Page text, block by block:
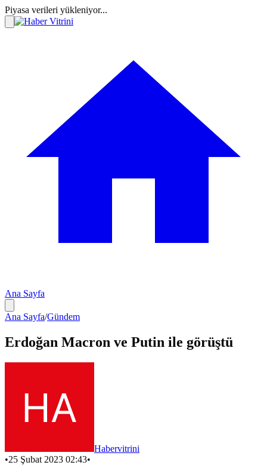
Piyasa verileri yükleniyor...
Ana Sayfa
Ana Sayfa/Gündem
Erdoğan Macron ve Putin ile görüştü
Habervitrini
•25 Şubat 2023 02:43•